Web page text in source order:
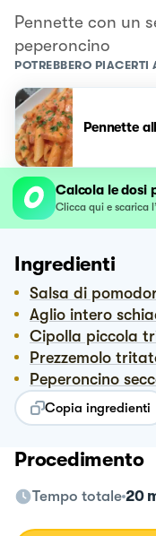
Pennette con un
peperoncino
POTREBBERO PIACERTI
Pennette
Calcola le dosi
Clicca qui e scarica
Ingredienti
Salsa di
Aglio intero
Cipolla piccola
Prezzemolo
Peperoncino
Copia ingredienti
Procedimento
Tempo totale 20